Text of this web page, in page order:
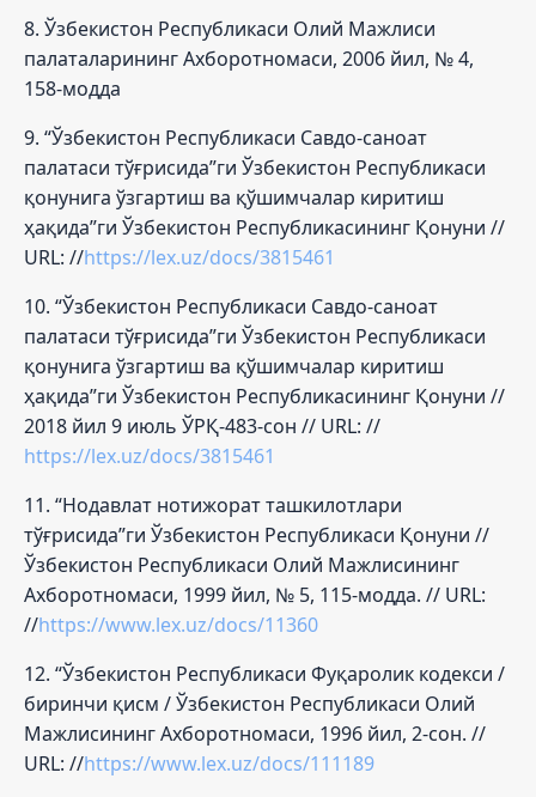
8. Ўзбекистон Республикаси Олий Мажлиси
палаталарининг Ахборотномаси, 2006 йил, № 4,
158-модда
9. “Ўзбекистон Республикаси Савдо-саноат
палатаси тўғрисида”ги Ўзбекистон Республикаси
қонунига ўзгартиш ва қўшимчалар киритиш
ҳақида”ги Ўзбекистон Республикасининг Қонуни //
URL: //https://lex.uz/docs/3815461
10. “Ўзбекистон Республикаси Савдо-саноат
палатаси тўғрисида”ги Ўзбекистон Республикаси
қонунига ўзгартиш ва қўшимчалар киритиш
ҳақида”ги Ўзбекистон Республикасининг Қонуни //
2018 йил 9 июль ЎРҚ-483-сон // URL: //
https://lex.uz/docs/3815461
11. “Нодавлат нотижорат ташкилотлари
тўғрисида”ги Ўзбекистон Республикаси Қонуни //
Ўзбекистон Республикаси Олий Мажлисининг
Ахборотномаси, 1999 йил, № 5, 115-модда. // URL:
//https://www.lex.uz/docs/11360
12. “Ўзбекистон Республикаси Фуқаролик кодекси /
биринчи қисм / Ўзбекистон Республикаси Олий
Мажлисининг Ахборотномаси, 1996 йил, 2-сон. //
URL: //https://www.lex.uz/docs/111189